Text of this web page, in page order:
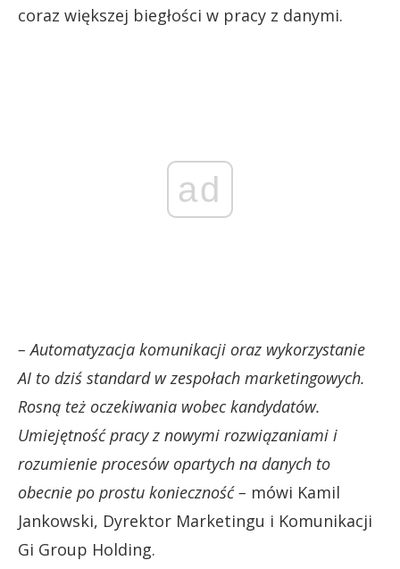
coraz większej biegłości w pracy z danymi.
ad
– Automatyzacja komunikacji oraz wykorzystanie
AI to dziś standard w zespołach marketingowych.
Rosną też oczekiwania wobec kandydatów.
Umiejętność pracy z nowymi rozwiązaniami i
rozumienie procesów opartych na danych to
obecnie po prostu konieczność – mówi Kamil
Jankowski, Dyrektor Marketingu i Komunikacji
Gi Group Holding.